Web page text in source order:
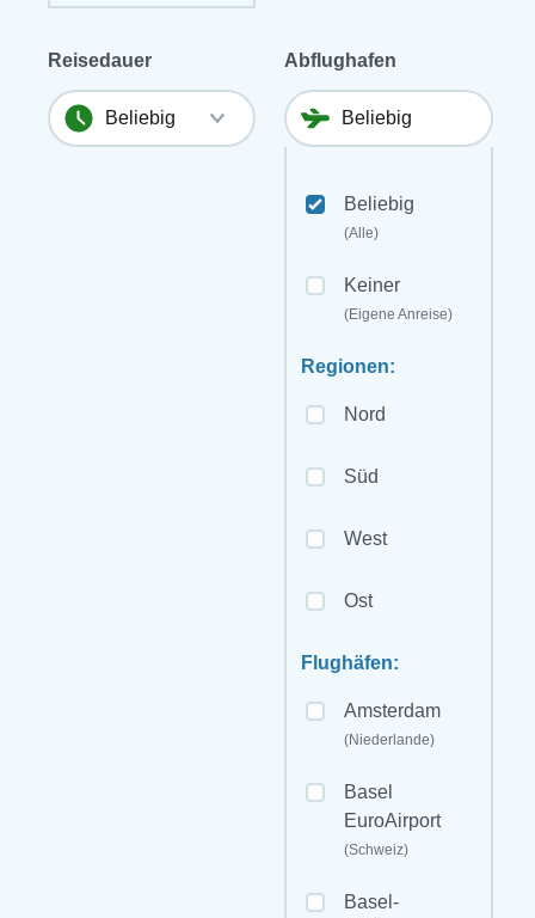
Reisedauer Abflughafen
Beliebig
(Alle)
Keiner
(Eigene Anreise)
Regionen:
Nord
Süd
West
Ost
Flughäfen:
Amsterdam
(Niederlande)
Basel
EuroAirport
(Schweiz)
Basel-